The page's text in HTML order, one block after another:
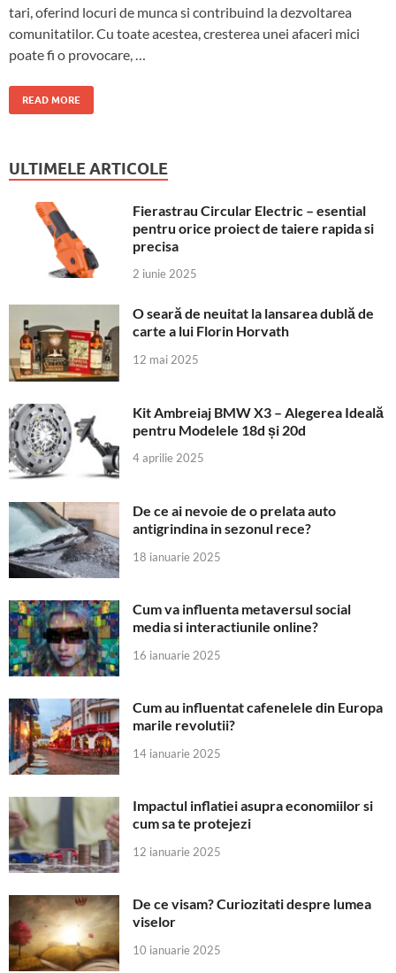
tari, oferind locuri de munca si contribuind la dezvoltarea
comunitatilor. Cu toate acestea, cresterea unei afaceri mici
poate fi o provocare, …
READ MORE
ULTIMELE ARTICOLE
Fierastrau Circular Electric – esential
pentru orice proiect de taiere rapida si
precisa
2 iunie 2025
O seară de neuitat la lansarea dublă de
carte a lui Florin Horvath
12 mai 2025
Kit Ambreiaj BMW X3 – Alegerea Ideală
pentru Modelele 18d și 20d
4 aprilie 2025
De ce ai nevoie de o prelata auto
antigrindina in sezonul rece?
18 ianuarie 2025
Cum va influenta metaversul social
media si interactiunile online?
16 ianuarie 2025
Cum au influentat cafenelele din Europa
marile revolutii?
14 ianuarie 2025
Impactul inflatiei asupra economiilor si
cum sa te protejezi
12 ianuarie 2025
De ce visam? Curiozitati despre lumea
viselor
10 ianuarie 2025